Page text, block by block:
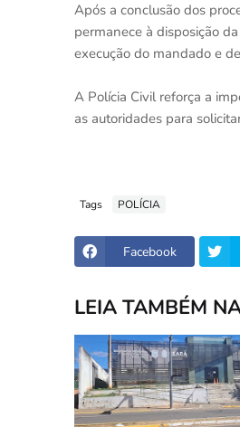
Após a conclusão dos
permanece à disposição
execução do mandado e
A Polícia Civil reforça a
as autoridades para
Tags POLÍCIA
Facebook
LEIA TAMBÉM